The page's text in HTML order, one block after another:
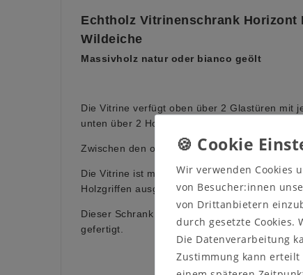
Echtholz Vitrinenschrank Horizont
Wildeiche
Massivholz natur oder bianco geölt
Die Vitrine verfügt oben über 2 Glastüren mit
unten über 2 Holztüren mit je einem Holz-
Zwischen den oberen und unteren Holztüren
Die Vitrine ist mit Metall- (wahlweise aus
Holzgriffen ausgestattet.
Dieser Schrank ist wahlweise aus massiver
gefertigt.
Wir verwenden Cookies
von Besucher:innen
von Drittanbietern
durch gesetzte
Die Datenverarbeitung
Zustimmung kann